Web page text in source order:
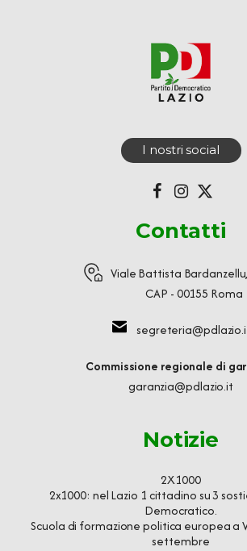
I nostri social
Contatti
Viale Battista
CAP - 00155 Roma
Commissione regionale di
garanzia@pdlazio.it
Notizie
2X1000
2x1000: nel Lazio 1 cittadino su 3
Democratico.
Scuola di formazione politica europea a
settembre